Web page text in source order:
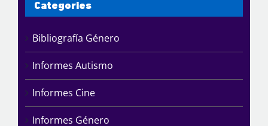
Categories
Bibliografía Género
Informes Autismo
Informes Cine
Informes Género